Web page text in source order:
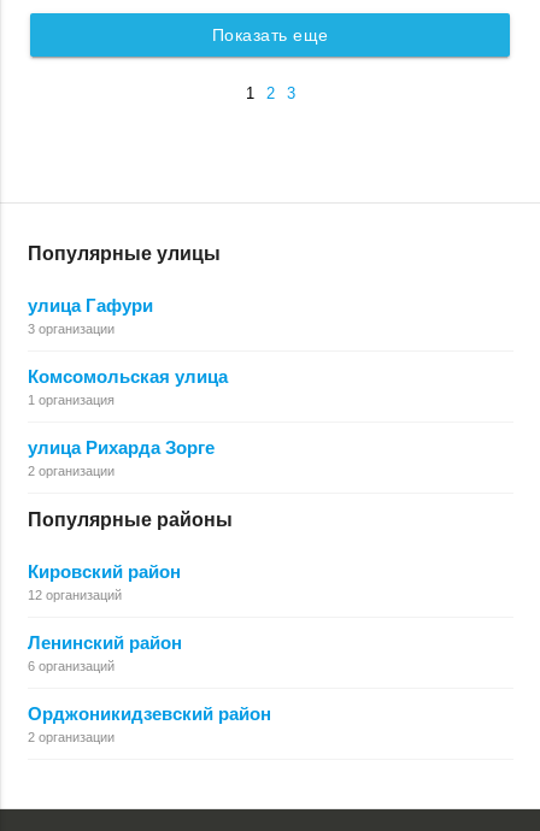
Показать еще
1 2 3
Популярные улицы
улица Гафури
3 организации
Комсомольская улица
1 организация
улица Рихарда Зорге
2 организации
Популярные районы
Кировский район
12 организаций
Ленинский район
6 организаций
Орджоникидзевский район
2 организации